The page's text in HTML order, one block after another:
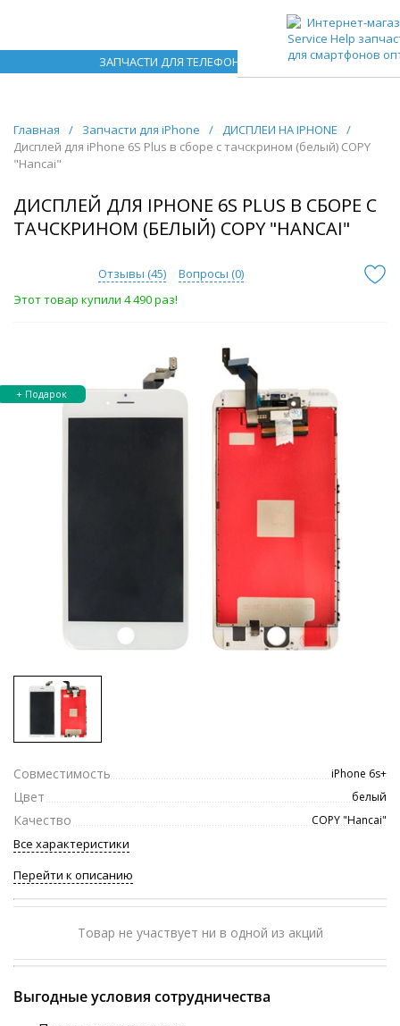
ЗАПЧАСТИ ДЛЯ ТЕЛЕФОНОВ ОПТОМ
Главная / Запчасти для iPhone / ДИСПЛЕИ НА IPHONE
/
Дисплей для iPhone 6S Plus в сборе с тачскрином (белый) COPY
"Hancai"
ДИСПЛЕЙ ДЛЯ IPHONE 6S PLUS В СБОРЕ С
ТАЧСКРИНОМ (БЕЛЫЙ) COPY "HANCAI"
Отзывы (45) Вопросы (0)
Этот товар купили 4 490 раз!
+ Подарок
Совместимость iPhone 6s+
Цвет белый
Качество COPY "Hancai"
Все характеристики
Перейти к описанию
Товар не участвует ни в одной из акций
Выгодные условия сотрудничества